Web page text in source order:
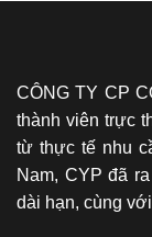
CÔNG TY CP
thành viên trực
từ thực tế nhu
Nam, CYP đã
dài hạn, cùng